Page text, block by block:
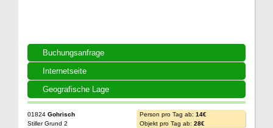
Buchungsanfrage
Internetseite
Geografische Lage
01824 Gohrisch
Stiller Grund 2
Person pro Tag ab: 14€
Objekt pro Tag ab: 28€